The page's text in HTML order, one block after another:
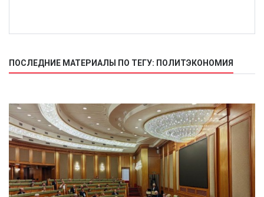
ПОСЛЕДНИЕ МАТЕРИАЛЫ ПО ТЕГУ: ПОЛИТЭКОНОМИЯ